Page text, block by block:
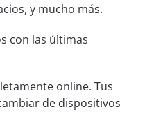
y mucho más.
con las últimas
online. Tus
de dispositivos